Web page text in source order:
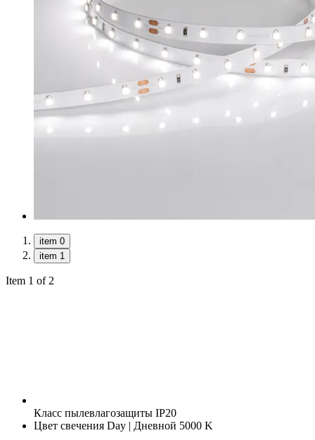
item 0
item 1
Item 1 of 2
Класс пылевлагозащиты IP20
Цвет свечения Day | Дневной 5000 K